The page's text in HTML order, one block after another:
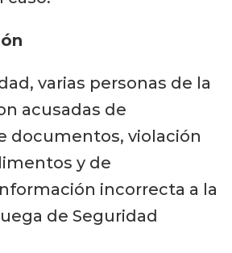
varias personas de la
acusadas de
documentos, violación
y de
incorrecta a la
de Seguridad